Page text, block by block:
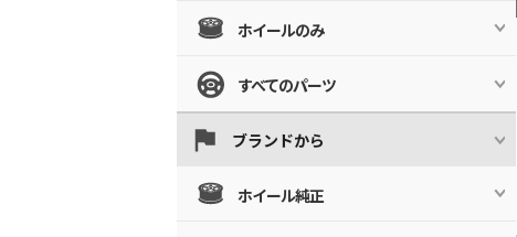
ホイールのみ
すべてのパーツ
ブランドから
ホイール純正